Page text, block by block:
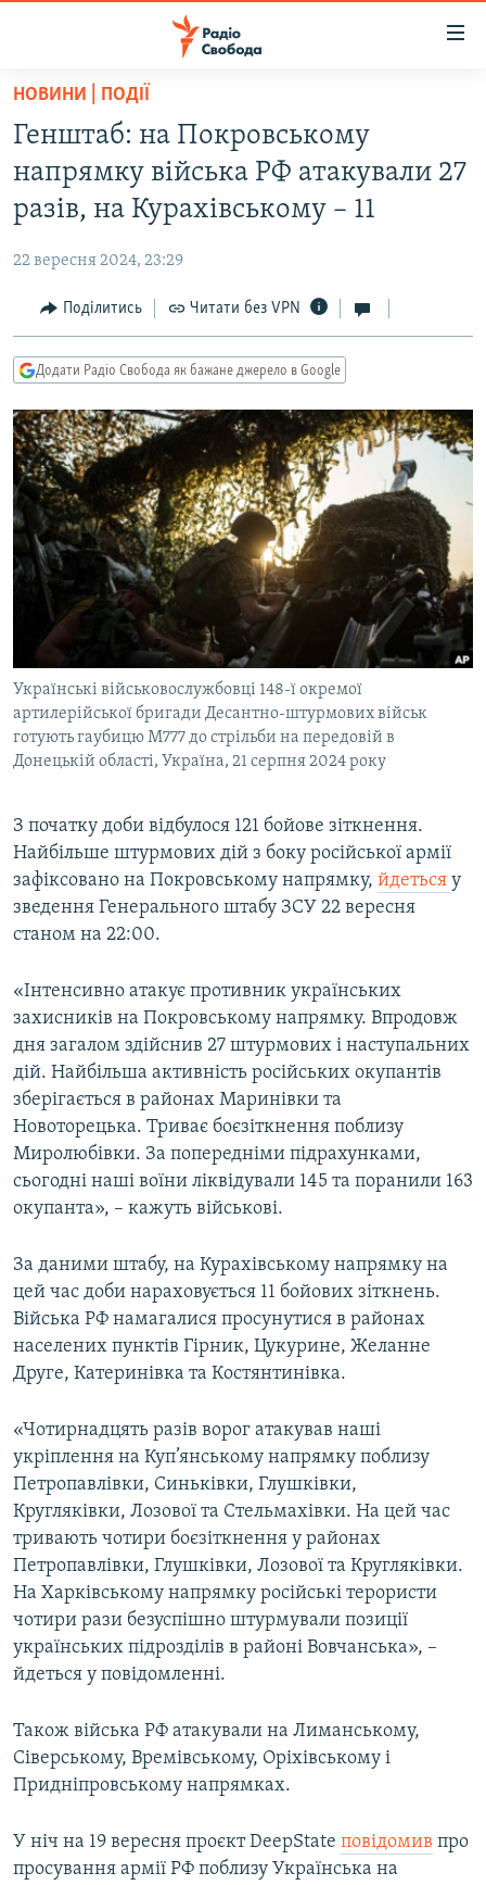
Перейти
основного
матеріалу
Перейти
до
основної
навігації
Перейти
до
пошуку
РАДІО СВОБОДА – 70 РОКІВ
СТАТТІ
ЕКОНОМІКА
СУСПІЛЬСТВО
УКРАЇНА
СВІТ
РОСІЙСЬКА «ФІЛЬТРАЦІЯ»
ДОНБАС.РЕАЛІЇ
ТИ ЯК?
СХЕМИ
КИТАЙ.ВИКЛИКИ
МУЛЬТИМЕДІА
ФОТО
СПЕЦПРОЄКТИ
ПОДКАСТИ
КРИМ РЕАЛІЇ
РУС
УКР
ДОЛУЧАЙСЯ!
Усі сайти RFE/RL
НОВИНИ | ПОДІЇ
Генштаб: на Покровському
напрямку війська РФ атакували 27
разів, на Курахівському – 11
22 вересня 2024, 23:29
Поділитись Читати без VPN
Додати Радіо Свобода як бажане джерело в Google
Українські військовослужбовці 148-ї окремої
артилерійської бригади Десантно-штурмових військ
готують гаубицю М777 до стрільби на передовій в
Донецькій області, Україна, 21 серпня 2024 року
З початку доби відбулося 121 бойове зіткнення.
Найбільше штурмових дій з боку російської армії
зафіксовано на Покровському напрямку, йдеться у
зведення Генерального штабу ЗСУ 22 вересня
станом на 22:00.
«Інтенсивно атакує противник українських
захисників на Покровському напрямку. Впродовж
дня загалом здійснив 27 штурмових і наступальних
дій. Найбільша активність російських окупантів
зберігається в районах Маринівки та
Новоторецька. Триває боєзіткнення поблизу
Миролюбівки. За попередніми підрахунками,
сьогодні наші воїни ліквідували 145 та поранили 163
окупанта», – кажуть військові.
За даними штабу, на Курахівському напрямку на
цей час доби нараховується 11 бойових зіткнень.
Війська РФ намагалися просунутися в районах
населених пунктів Гірник, Цукурине, Желанне
Друге, Катеринівка та Костянтинівка.
«Чотирнадцять разів ворог атакував наші
укріплення на Куп’янському напрямку поблизу
Петропавлівки, Синьківки, Глушківки,
Кругляківки, Лозової та Стельмахівки. На цей час
тривають чотири боєзіткнення у районах
Петропавлівки, Глушківки, Лозової та Кругляківки.
На Харківському напрямку російські терористи
чотири рази безуспішно штурмували позиції
українських підрозділів в районі Вовчанська», –
йдеться у повідомленні.
Також війська РФ атакували на Лиманському,
Сіверському, Времівському, Оріхівському і
Придніпровському напрямках.
У ніч на 19 вересня проєкт DeepState повідомив про
просування армії РФ поблизу Українська на